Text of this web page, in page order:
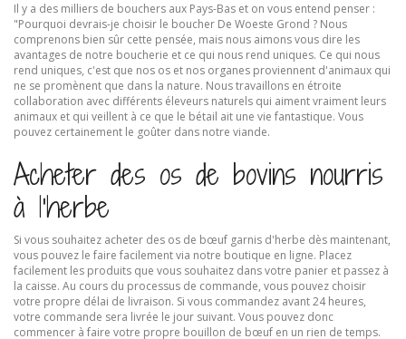
Il y a des milliers de bouchers aux Pays-Bas et on vous entend penser :
"Pourquoi devrais-je choisir le boucher De Woeste Grond ? Nous
comprenons bien sûr cette pensée, mais nous aimons vous dire les
avantages de notre boucherie et ce qui nous rend uniques. Ce qui nous
rend uniques, c'est que nos os et nos organes proviennent d'animaux qui
ne se promènent que dans la nature. Nous travaillons en étroite
collaboration avec différents éleveurs naturels qui aiment vraiment leurs
animaux et qui veillent à ce que le bétail ait une vie fantastique. Vous
pouvez certainement le goûter dans notre viande.
Acheter des os de bovins nourris
à l'herbe
Si vous souhaitez acheter des os de bœuf garnis d'herbe dès maintenant,
vous pouvez le faire facilement via notre boutique en ligne. Placez
facilement les produits que vous souhaitez dans votre panier et passez à
la caisse. Au cours du processus de commande, vous pouvez choisir
votre propre délai de livraison. Si vous commandez avant 24 heures,
votre commande sera livrée le jour suivant. Vous pouvez donc
commencer à faire votre propre bouillon de bœuf en un rien de temps.